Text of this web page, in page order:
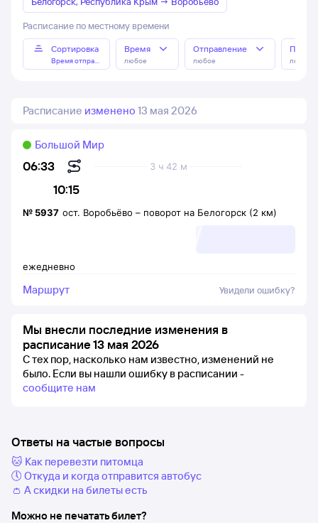
Расписание по местному времени
Сортировка
Время отправления
Время
любое
Отправление
любое любое
Расписание изменено 13 мая 2026
06:33
10:15
3 ч 42 м
Большой Мир
ежедневно
№ 5937 ост. Воробьёво – поворот на Белогорск (2 км)
Маршрут Увидели ошибку?
Мы внесли последние изменения в
расписание 13 мая 2026
С тех пор, насколько нам известно, изменений не
было. Если вы нашли ошибку в расписании -
сообщите нам
Ответы на частые вопросы
🐱 Как перевезти питомца
🕔 Откуда и когда отправится автобус
👛 А скидки на билеты есть
Можно не печатать билет?